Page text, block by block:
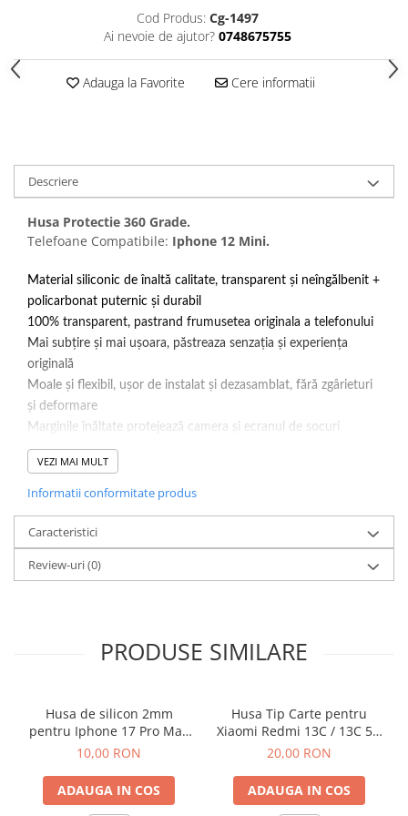
Folii Protectie Ceramic Film
Huawei / Honor
Iphone
Samsung
Samsung
Huawei / Honor
Oppo / Realme
Huse tip Carte
Huawei / Honor
Iphone
Oppo / Realme
Samsung
Xiaomi
Cod Produs: Cg-1497
Ai nevoie de ajutor? 0748675755
Adauga la Favorite Cere informatii
Descriere
Husa Protectie 360 Grade.
Telefoane Compatibile: Iphone 12 Mini.
Material siliconic de înaltă calitate, transparent și neîngălbenit +
policarbonat puternic și durabil
100% transparent, pastrand frumusetea originala a telefonului
Mai subțire și mai ușoara, păstreaza senzația și experiența
originală
Moale și flexibil, ușor de instalat și dezasamblat, fără zgârieturi
și deformare
Marginile înălțate protejează camera și ecranul de socuri
Rezistență puternică la impact
Culoare : Transparent.
VEZI MAI MULT
Informatii conformitate produs
Caracteristici
Review-uri(0)
PRODUSE SIMILARE
Husa de silicon 2mm
pentru Iphone 17 Pro Max
cu protectie camera
10,00 RON
ADAUGA IN COS
Husa Tip Carte pentru
Xiaomi Redmi 13C / 13C 5G
/ Poco C65 Negru
20,00 RON
ADAUGA IN COS